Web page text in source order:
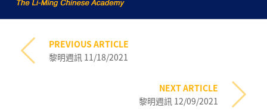
PREVIOUS ARTICLE
黎明週訊 11/18/2021
NEXT ARTICLE
黎明週訊 12/09/2021